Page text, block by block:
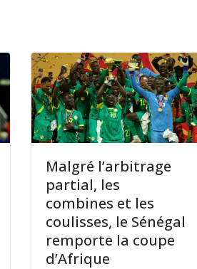
Malgré l’arbitrage
partial, les
combines et les
coulisses, le Sénégal
remporte la coupe
d’Afrique